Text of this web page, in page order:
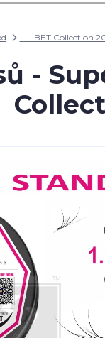
LILIBET Collection
-